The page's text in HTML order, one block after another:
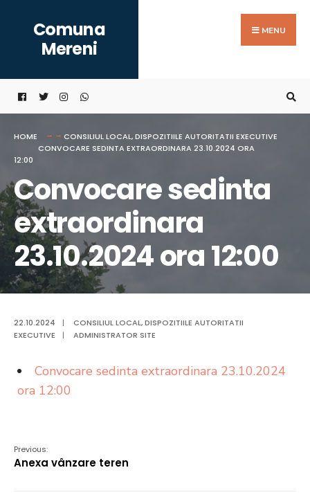
content
Comuna
Mereni
MENU
HOME CONSILIUL LOCAL,DISPOZITIILE AUTORITATII EXECUTIVE
CONVOCARE SEDINTA EXTRAORDINARA 23.10.2024 ORA
12:00
Convocare sedinta
extraordinara
23.10.2024 ora 12:00
22.10.2024 | CONSILIUL LOCAL,DISPOZITIILE AUTORITATII
EXECUTIVE
| ADMINISTRATOR SITE
Convocare sedinta extraordinara 23.10.2024
ora 12:00
Previous:
Anexa vânzare teren
for: